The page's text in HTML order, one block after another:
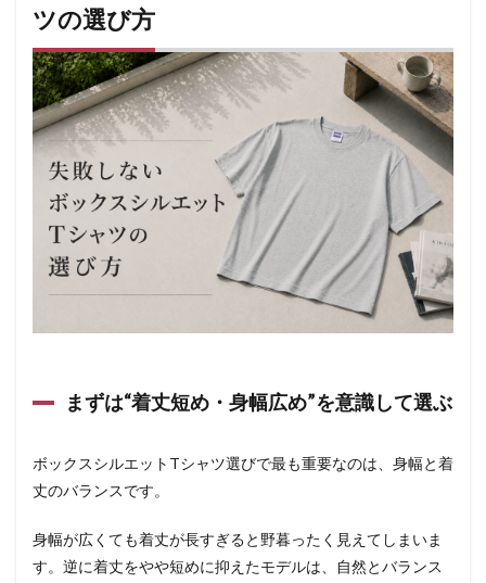
ツの選び方
まずは“着丈短め・身幅広め”を意識して選ぶ
ボックスシルエットTシャツ選びで最も重要なのは、身幅と着
丈のバランスです。
身幅が広くても着丈が長すぎると野暮ったく見えてしまいま
す。逆に着丈をやや短めに抑えたモデルは、自然とバランス